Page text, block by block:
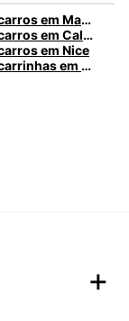
Aluguer de carros em Madrid
Aluguer de carros em Caldas da Rainha
em Nice
Aluguer de carrinhas em Santa Maria da Feira